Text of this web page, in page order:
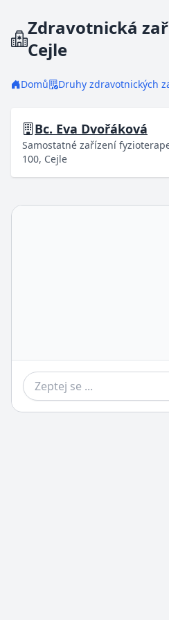
Zdravotnická
Cejle
Domů Druhy zdravotnických
Bc. Eva Dvořáková
Samostatné zařízení
100, Cejle